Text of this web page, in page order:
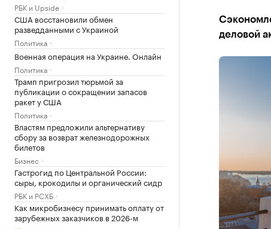
РБК и Upside
США восстановили обмен
разведданными с Украиной
Политика
Военная операция на Украине. Онлайн
Политика
Трамп пригрозил тюрьмой за
публикации о сокращении запасов
ракет у США
Политика
Властям предложили альтернативу
сбору за возврат железнодорожных
билетов
Бизнес
Гастрогид по Центральной России:
сыры, крокодилы и органический сидр
РБК и РСХБ
Как микробизнесу принимать оплату от
зарубежных заказчиков в 2026-м
деловой